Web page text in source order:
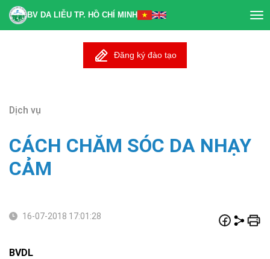
BV DA LIỄU TP. HỒ CHÍ MINH
Đăng ký đào tạo
Dịch vụ
CÁCH CHĂM SÓC DA NHẠY
CẢM
16-07-2018 17:01:28
BVDL